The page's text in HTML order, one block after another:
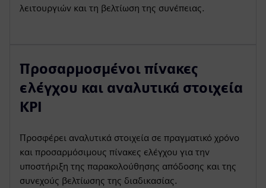
λειτουργιών και τη βελτίωση της συνέπειας.
Προσαρμοσμένοι πίνακες
ελέγχου και αναλυτικά στοιχεία
KPI
Προσφέρει αναλυτικά στοιχεία σε πραγματικό χρόνο
και προσαρμόσιμους πίνακες ελέγχου για την
υποστήριξη της παρακολούθησης απόδοσης και της
συνεχούς βελτίωσης της διαδικασίας.